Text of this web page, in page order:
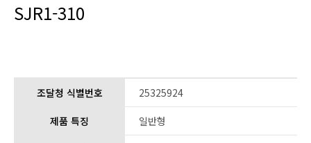
SJR1-310
조달청 식별번호 25325924
제품 특징 일반형